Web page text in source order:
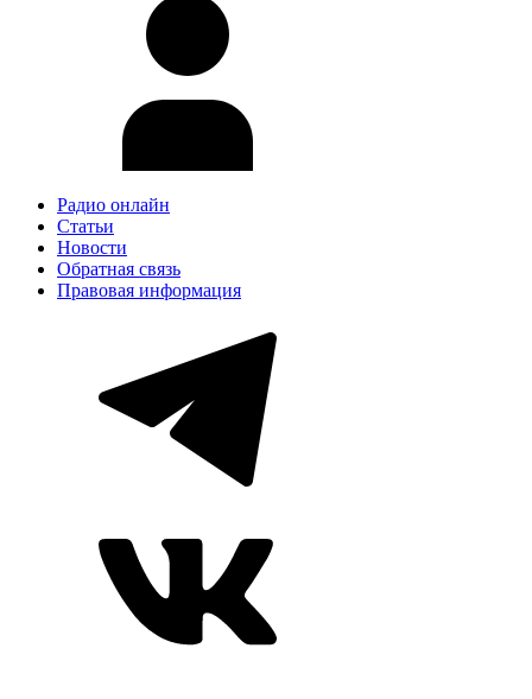
Радио онлайн
Статьи
Новости
Обратная связь
Правовая информация